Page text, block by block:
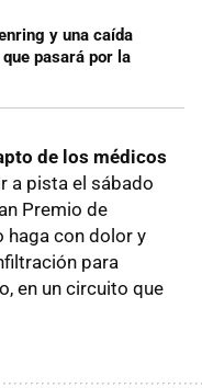
y una caída
pasará por la
de los médicos
a pista el sábado
Premio de
haga con dolor y
para
en un circuito que